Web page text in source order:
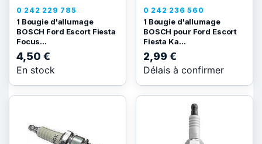
0 242 229 785
1 Bougie d'allumage
BOSCH Ford Escort Fiesta
Focus...
4,50 €
En stock
0 242 236 560
1 Bougie d'allumage
BOSCH pour Ford Escort
Fiesta Ka...
2,99 €
Délais à confirmer